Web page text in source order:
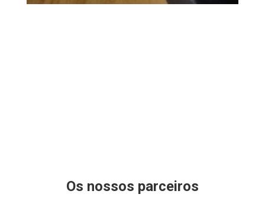
Os nossos parceiros